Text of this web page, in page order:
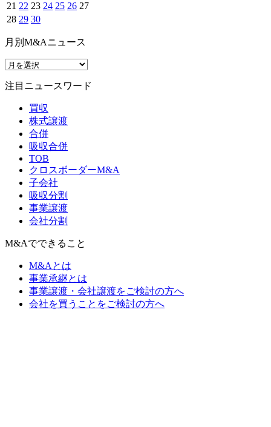
21 22 23 24 25 26 27
28 29 30
月別M&Aニュース
注目ニュースワード
買収
株式譲渡
合併
吸収合併
TOB
クロスボーダーM&A
子会社
吸収分割
事業譲渡
会社分割
M&Aでできること
M&Aとは
事業承継とは
事業譲渡・会社譲渡をご検討の方へ
会社を買うことをご検討の方へ